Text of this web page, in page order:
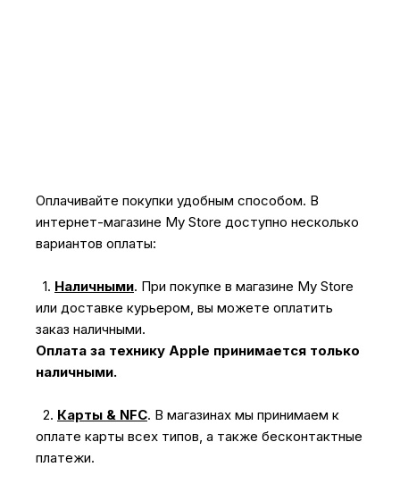
Оплачивайте покупки удобным способом. В
интернет-магазине My Store доступно несколько
вариантов оплаты:
1. Наличными. При покупке в магазине My Store
или доставке курьером, вы можете оплатить
заказ наличными.
Оплата за технику Apple принимается только
наличными.
2. Карты & NFC. В магазинах мы принимаем к
оплате карты всех типов, а также бесконтактные
платежи.